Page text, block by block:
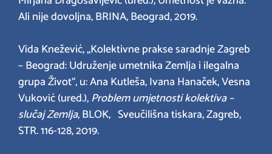
Ali nije dovoljna, BRINA, Beograd, 2019.
Vida Knežević, „Kolektivne prakse saradnje Zagreb
– Beograd: Udruženje umetnika Zemlja i ilegalna
grupa Život“, u: Ana Kutleša, Ivana Hanaček, Vesna
Vuković (ured.),Problem umjetnosti kolektiva –
slučaj Zemlja, BLOK, Sveučilišna tiskara, Zagreb,
STR. 116-128, 2019.